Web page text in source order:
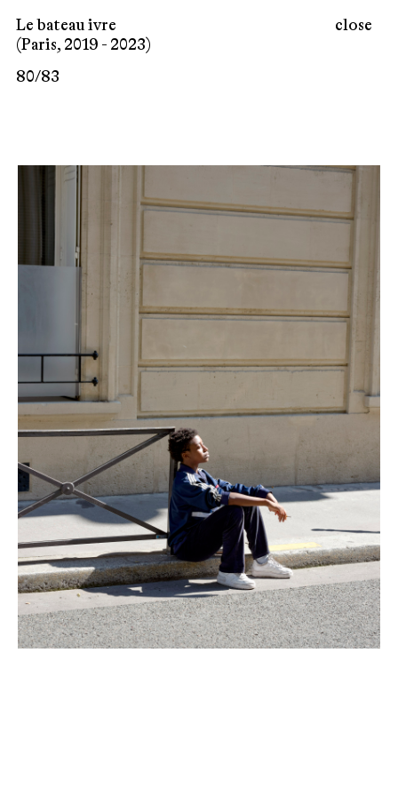
Le bateau ivre
(Paris, 2019 - 2023)
80/83
close